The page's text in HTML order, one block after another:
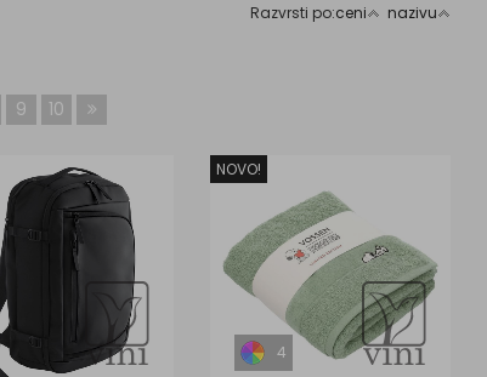
Razvrsti po:ceni nazivu
9 10
NOVO!
4